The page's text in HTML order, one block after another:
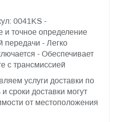
0041KS -
и точное определение
передачи - Легко
- Обеспечивает
с трансмиссией
услуги доставки по
сроки доставки могут
от местоположения